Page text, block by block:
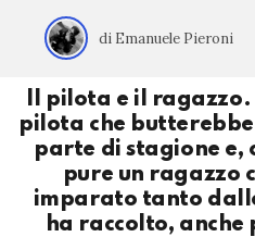
di Emanuele Pieroni
Il pilota e il ragazzo.
pilota che
parte di stagione e,
pure un ragazzo
imparato tanto
ha raccolto, anche